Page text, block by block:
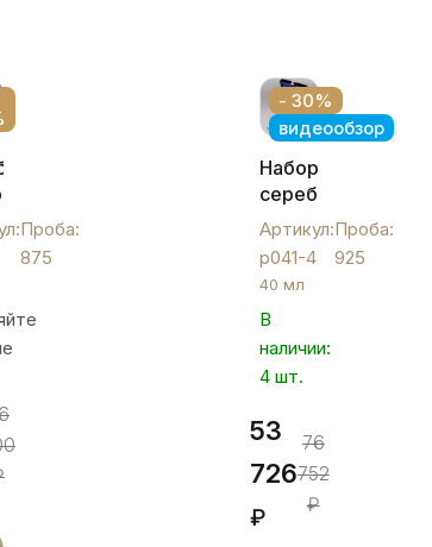
Проба:
875
- 30%
видеообзор
Набор
серебряных
рюмок
«На
четверых»,
р041-
4
Артикул:
р041-4
Проба:
925
40 мл
В
наличии:
4 шт.
53
726
₽
76
752
₽